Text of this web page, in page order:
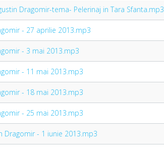
Dragomir-tema- Pelerinaj in Tara Sfanta.mp3
- 27 aprilie 2013.mp3
- 3 mai 2013.mp3
- 11 mai 2013.mp3
- 18 mai 2013.mp3
- 25 mai 2013.mp3
Dragomir - 1 iunie 2013.mp3